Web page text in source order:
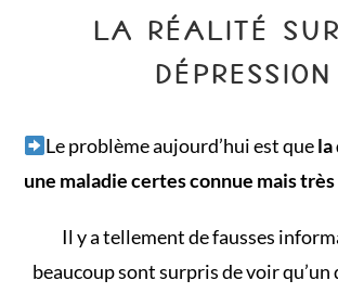
La réalité
dépression
Le problème aujourd’hui est quela
une maladie certes connue mais
Il y a tellement de fausses
beaucoup sont surpris de voir qu’un